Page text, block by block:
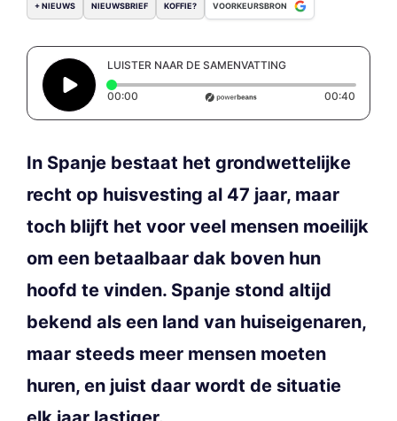
+ NIEUWS NIEUWSBRIEF KOFFIE? VOORKEURSBRON
LUISTER NAAR DE SAMENVATTING
00:00 Elapsed time: 0 seconds 00:40
In Spanje bestaat het grondwettelijke
recht op huisvesting al 47 jaar, maar
toch blijft het voor veel mensen moeilijk
om een betaalbaar dak boven hun
hoofd te vinden. Spanje stond altijd
bekend als een land van huiseigenaren,
maar steeds meer mensen moeten
huren, en juist daar wordt de situatie